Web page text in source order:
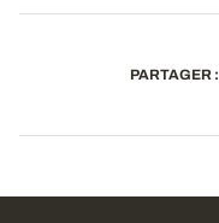
PARTAGER :